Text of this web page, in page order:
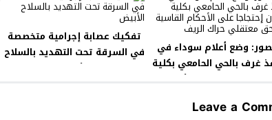
وضع أعلام سوداء في
غرف بالحي الحامعي بكلية
سلوان إحتجاجا على الأحكام
الريف
تفكيك عصابة إجرامية متخصصة
في السرقة تحت التهديد بالسلاح
الأبيض
Leave a